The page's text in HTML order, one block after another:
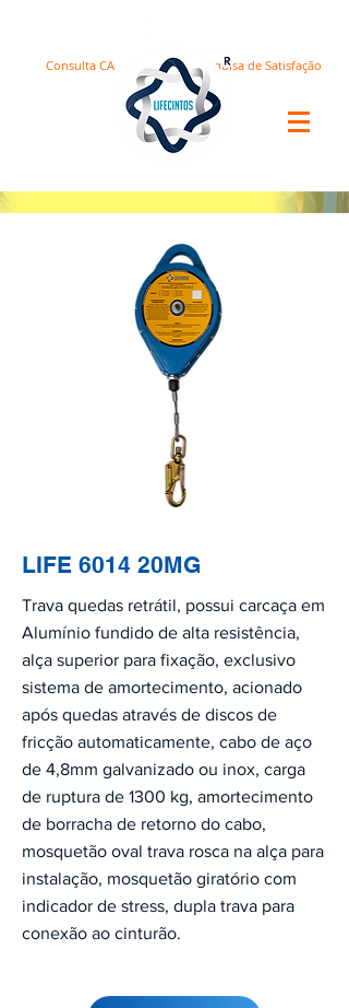
Pesquisa de Satisfação
Consulta CA
LIFE 6014 20MG
Trava quedas retrátil, possui carcaça em
Alumínio fundido de alta resistência,
alça superior para fixação, exclusivo
sistema de amortecimento, acionado
após quedas através de discos de
fricção automaticamente, cabo de aço
de 4,8mm galvanizado ou inox, carga
de ruptura de 1300 kg, amortecimento
de borracha de retorno do cabo,
mosquetão oval trava rosca na alça para
instalação, mosquetão giratório com
indicador de stress, dupla trava para
conexão ao cinturão.